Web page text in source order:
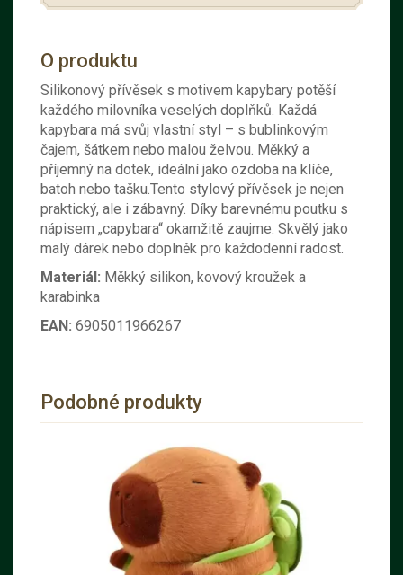
O produktu
Silikonový přívěsek s motivem kapybary potěší
každého milovníka veselých doplňků. Každá
kapybara má svůj vlastní styl – s bublinkovým
čajem, šátkem nebo malou želvou. Měkký a
příjemný na dotek, ideální jako ozdoba na klíče,
batoh nebo tašku.Tento stylový přívěsek je nejen
praktický, ale i zábavný. Díky barevnému poutku s
nápisem „capybara“ okamžitě zaujme. Skvělý jako
malý dárek nebo doplněk pro každodenní radost.
Materiál: Měkký silikon, kovový kroužek a
karabinka
EAN: 6905011966267
Podobné produkty